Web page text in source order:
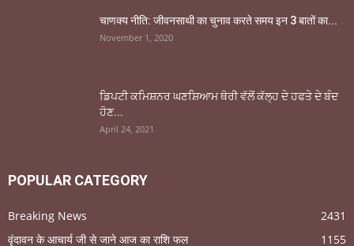
चाणक्य नीति: जीवनसाथी का चुनाव करते समय इन 3 बातों का...
November 1, 2020
ਡਿਪਟੀ ਕਮਿਸ਼ਨਰ ਘਣਸ਼ਿਆਮ ਥੋਰੀ ਵੱਲੋਂ ਕੱਲ੍ਹ ਦੇ ਹਫਤੇ ਦੇ ਬੰਦ
ਹੋਣ...
April 24, 2021
POPULAR CATEGORY
Breaking News
2431
वृंदावन के आचार्य जी से जाने आज का राशि फल
1155